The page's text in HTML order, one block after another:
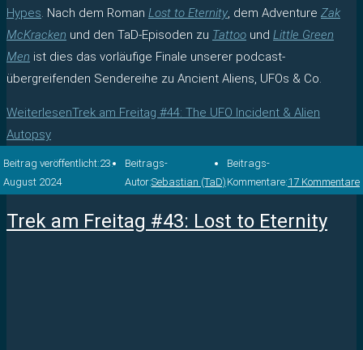
Hypes. Nach dem Roman Lost to Eternity, dem Adventure Zak
McKracken und den TaD-Episoden zu Tattoo und Little Green
Men ist dies das vorläufige Finale unserer podcast-
übergreifenden Sendereihe zu Ancient Aliens, UFOs & Co.
WeiterlesenTrek am Freitag #44: The UFO Incident & Alien
Autopsy
Beitrag veröffentlicht:23.
August 2024
Beitrags-
Autor:Sebastian (TaD)
Beitrags-
Kommentare:17 Kommentare
Trek am Freitag #43: Lost to Eternity